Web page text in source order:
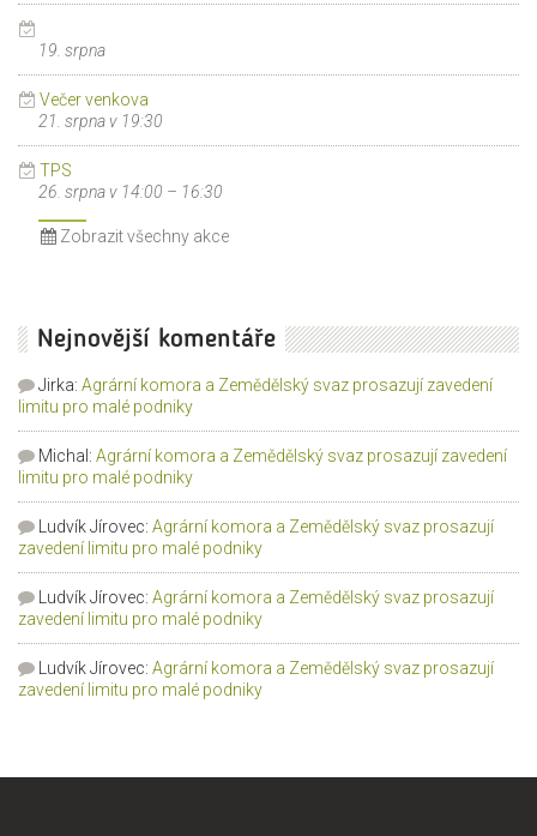
19. srpna
Večer venkova
21. srpna v 19:30
TPS
26. srpna v 14:00 – 16:30
Zobrazit všechny akce
Nejnovější komentáře
Jirka: Agrární komora a Zemědělský svaz prosazují zavedení
limitu pro malé podniky
Michal : Agrární komora a Zemědělský svaz prosazují zavedení
limitu pro malé podniky
Ludvík Jírovec: Agrární komora a Zemědělský svaz prosazují
zavedení limitu pro malé podniky
Ludvík Jírovec: Agrární komora a Zemědělský svaz prosazují
zavedení limitu pro malé podniky
Ludvík Jírovec: Agrární komora a Zemědělský svaz prosazují
zavedení limitu pro malé podniky